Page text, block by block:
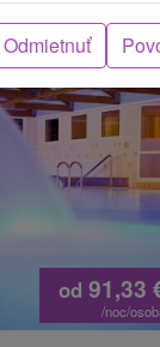
od 91,33
/noc/
Odmietnuť